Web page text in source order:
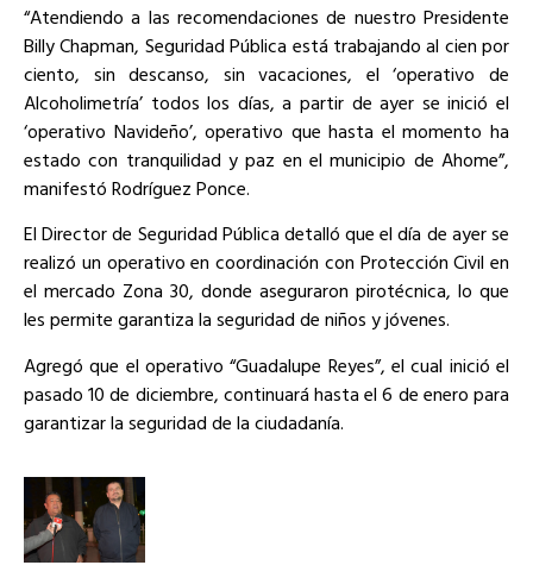
“Atendiendo a las recomendaciones de nuestro Presidente
Billy Chapman, Seguridad Pública está trabajando al cien por
ciento, sin descanso, sin vacaciones, el ‘operativo de
Alcoholimetría’ todos los días, a partir de ayer se inició el
‘operativo Navideño’, operativo que hasta el momento ha
estado con tranquilidad y paz en el municipio de Ahome”,
manifestó Rodríguez Ponce.
El Director de Seguridad Pública detalló que el día de ayer se
realizó un operativo en coordinación con Protección Civil en
el mercado Zona 30, donde aseguraron pirotécnica, lo que
les permite garantiza la seguridad de niños y jóvenes.
Agregó que el operativo “Guadalupe Reyes”, el cual inició el
pasado 10 de diciembre, continuará hasta el 6 de enero para
garantizar la seguridad de la ciudadanía.